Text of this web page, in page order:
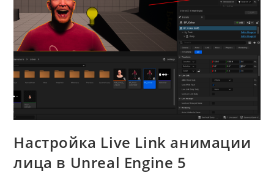
Настройка Live Link анимации
лица в Unreal Engine 5